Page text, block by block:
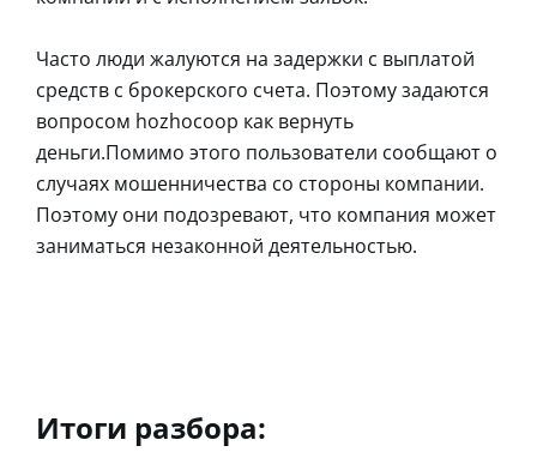
Часто люди жалуются на задержки с выплатой
средств с брокерского счета. Поэтому задаются
вопросом hozhocoop как вернуть
деньги.Помимо этого пользователи сообщают о
случаях мошенничества со стороны компании.
Поэтому они подозревают, что компания может
заниматься незаконной деятельностью.
Итоги разбора: